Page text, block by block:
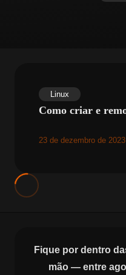
Linux
Como criar e
23 de dezembro de 2023
Fique por dentro
mão — entre